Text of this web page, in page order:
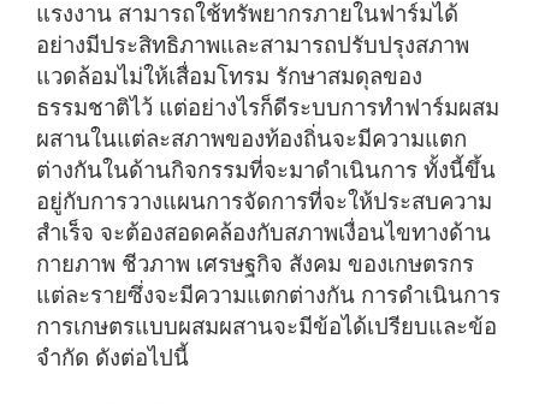
แรงงาน สามารถใช้ทรัพยากรภายในฟาร์มได้
อย่างมีประสิทธิภาพและสามารถปรับปรุงสภาพ
แวดล้อมไม่ให้เสื่อมโทรม รักษาสมดุลของ
ธรรมชาติไว้ แต่อย่างไรก็ดีระบบการทำฟาร์มผสม
ผสานในแต่ละสภาพของท้องถิ่นจะมีความแตก
ต่างกันในด้านกิจกรรมที่จะมาดำเนินการ ทั้งนี้ขึ้น
อยู่กับการวางแผนการจัดการที่จะให้ประสบความ
สำเร็จ จะต้องสอดคล้องกับสภาพเงื่อนไขทางด้าน
กายภาพ ชีวภาพ เศรษฐกิจ สังคม ของเกษตรกร
แต่ละรายซึ่งจะมีความแตกต่างกัน การดำเนินการ
การเกษตรแบบผสมผสานจะมีข้อได้เปรียบและข้อ
จำกัด ดังต่อไปนี้